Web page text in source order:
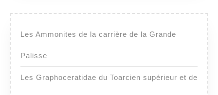
Les Ammonites de la carrière de la Grande
Palisse
Les Graphoceratidae du Toarcien supérieur et de